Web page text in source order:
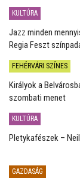
KULTÚRA
Jazz minden
Regia Feszt
FEHÉRVÁRI SZÍNES
Királyok a
szombati menet
KULTÚRA
Pletykafészek –
GAZDASÁG